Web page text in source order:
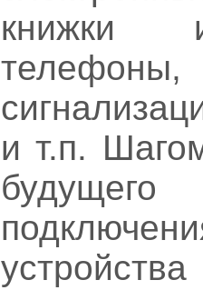
книжки
и т.п.
будущего